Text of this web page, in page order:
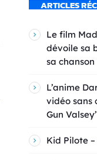
ARTICLES
Le film
dévoile sa
sa
L’anime
vidéo sans
Gun
Kid Pilote